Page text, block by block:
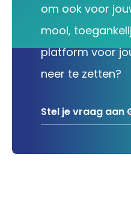
om ook voor
mooi,
platform voor
neer te zetten?
Stel je vraag aan